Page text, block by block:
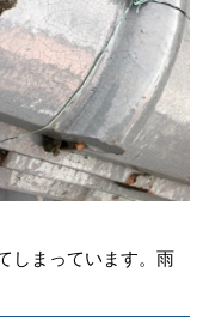
しまっています。雨